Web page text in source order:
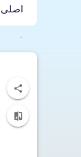
اصلی